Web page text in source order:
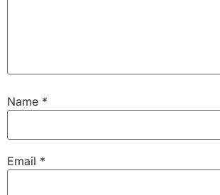
Name *
Email *